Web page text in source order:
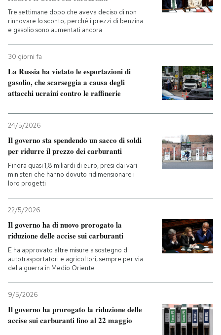
AREA PERSONALE
Tre settimane dopo che aveva deciso di non
rinnovare lo sconto, perché i prezzi di benzina
e gasolio sono aumentati ancora
30 giorni fa
La Russia ha vietato le esportazioni di
gasolio, che scarseggia a causa degli
attacchi ucraini contro le raffinerie
24/5/2026
Il governo sta spendendo un sacco di soldi
per ridurre il prezzo dei carburanti
Finora quasi 1,8 miliardi di euro, presi dai vari
ministeri che hanno dovuto ridimensionare i
loro progetti
22/5/2026
Il governo ha di nuovo prorogato la
riduzione delle accise sui carburanti
E ha approvato altre misure a sostegno di
autotrasportatori e agricoltori, sempre per via
della guerra in Medio Oriente
9/5/2026
Il governo ha prorogato la riduzione delle
accise sui carburanti fino al 22 maggio